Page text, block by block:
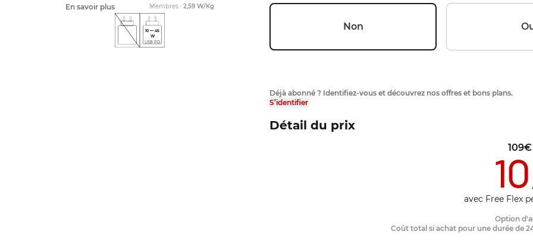
En savoir plus
Membres : 2,59W/Kg
10—45
W
USB PD
Non
Déjà abonné ? Identifiez-vous et découvrez nos offres et bons plans.
S’identifier
Détail du prix
109€
10
avec Free Flex
Option
Coût total si achat pour une durée de